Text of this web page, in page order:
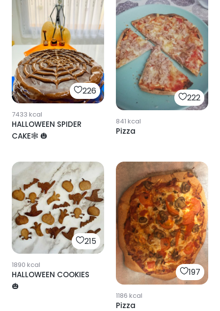
226
7433 kcal
HALLOWEEN SPIDER
CAKE🕸 🎃
222
841 kcal
Pizza
215
1890 kcal
HALLOWEEN COOKIES
🎃
197
1186 kcal
Pizza